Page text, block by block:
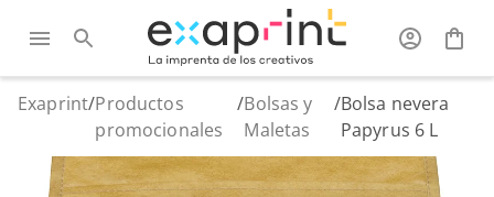
Exaprint/Productos
promocionales
/Bolsas y
Maletas
/Bolsa nevera
Papyrus 6 L